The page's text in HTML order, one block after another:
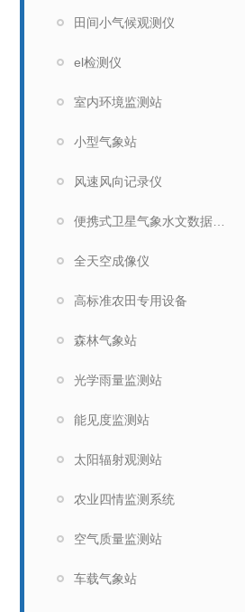
田间小气候观测仪
el检测仪
室内环境监测站
小型气象站
风速风向记录仪
全天空成像仪
高标准农田专用设备
森林气象站
光学雨量监测站
能见度监测站
太阳辐射观测站
农业四情监测系统
空气质量监测站
车载气象站